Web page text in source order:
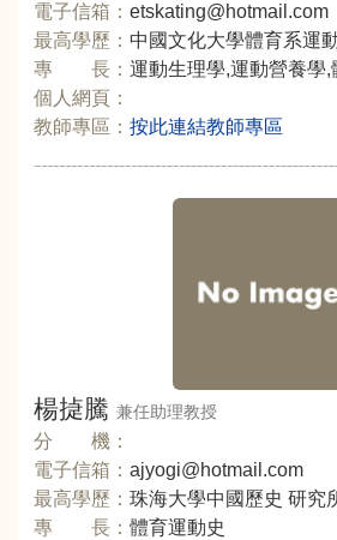
電子信箱： etskating@hotmail.com
最高學歷： 中國文化大學體育系運
專 長： 運動生理學,運動營養學
個人網頁：
教師專區： 按此連結教師專區
楊㨗騰 兼任助理教授
分 機：
電子信箱： ajyogi@hotmail.com
最高學歷： 珠海大學中國歷史 研究
專 長： 體育運動史